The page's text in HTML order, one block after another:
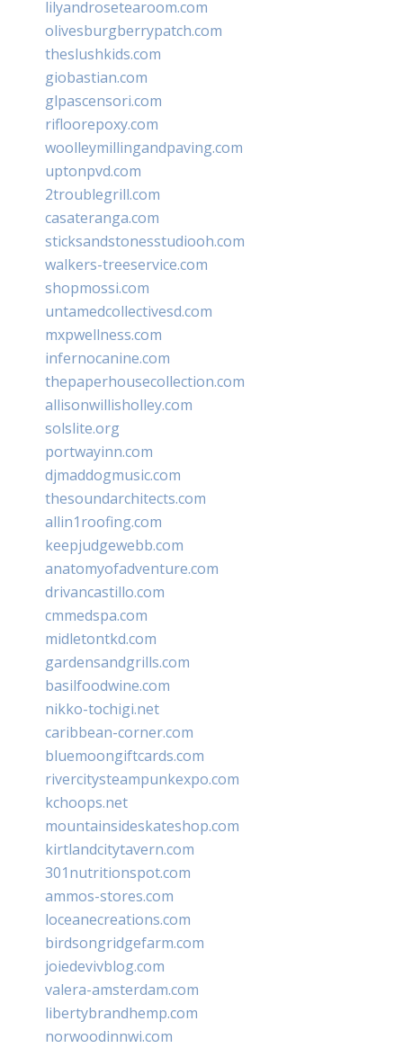
lilyandrosetearoom.com
olivesburgberrypatch.com
theslushkids.com
giobastian.com
glpascensori.com
rifloorepoxy.com
woolleymillingandpaving.com
uptonpvd.com
2troublegrill.com
casateranga.com
sticksandstonesstudiooh.com
walkers-treeservice.com
shopmossi.com
untamedcollectivesd.com
mxpwellness.com
infernocanine.com
thepaperhousecollection.com
allisonwillisholley.com
solslite.org
portwayinn.com
djmaddogmusic.com
thesoundarchitects.com
allin1roofing.com
keepjudgewebb.com
anatomyofadventure.com
drivancastillo.com
cmmedspa.com
midletontkd.com
gardensandgrills.com
basilfoodwine.com
nikko-tochigi.net
caribbean-corner.com
bluemoongiftcards.com
rivercitysteampunkexpo.com
kchoops.net
mountainsideskateshop.com
kirtlandcitytavern.com
301nutritionspot.com
ammos-stores.com
loceanecreations.com
birdsongridgefarm.com
joiedevivblog.com
valera-amsterdam.com
libertybrandhemp.com
norwoodinnwi.com